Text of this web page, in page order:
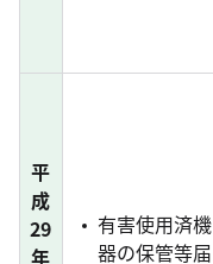
平
成
29
年
有害使用済機
器の保管等届